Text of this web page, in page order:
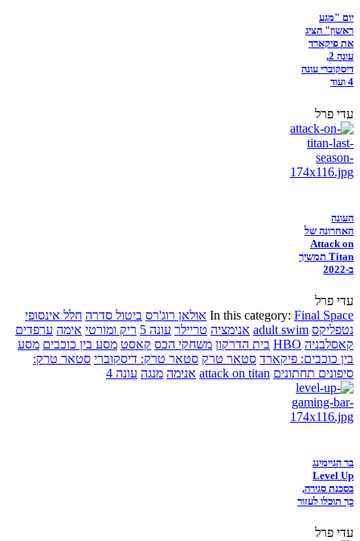
יום "מגע
ראשון" הציג
את פיקארד
עונה 2,
דיסקוברי עונה
4 ועוד
עדי פרל
העונה
האחרונה של
Attack on
Titan תמשיך
ב-2022
עדי פרל
In this category: Final Space אולאן רוג'רס ביטול סדרה חלל אינסופי
נטפליקס adult swim אנימציה טריילר עונה 5 ריק ומורטי אימה ערפדים
קאסלבניה HBO בית הדרקון משחקי הכס קאסט מסע בין כוכבים מסע
בין כוכבים: פיקארד סטאר טרק סטאר טרק: דיסקוברי סטאר טרק:
סיפונים תחתונים attack on titan אנימה מנגה עונה 4
בר הגיימינג
Level Up
בסכנת סגירה,
כך תוכלו לעזור
עדי פרל